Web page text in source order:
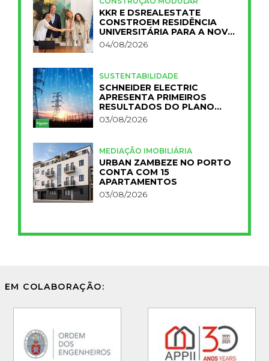
KKR E DSREALESTATE
CONSTROEM RESIDÊNCIA
UNIVERSITÁRIA PARA A NOVA
FCT
04/08/2026
SUSTENTABILIDADE
SCHNEIDER ELECTRIC
APRESENTA PRIMEIROS
RESULTADOS DO PLANO
IMPACT 2030
03/08/2026
MEDIAÇÃO IMOBILIÁRIA
URBAN ZAMBEZE NO PORTO
CONTA COM 15
APARTAMENTOS
03/08/2026
EM COLABORAÇÃO: